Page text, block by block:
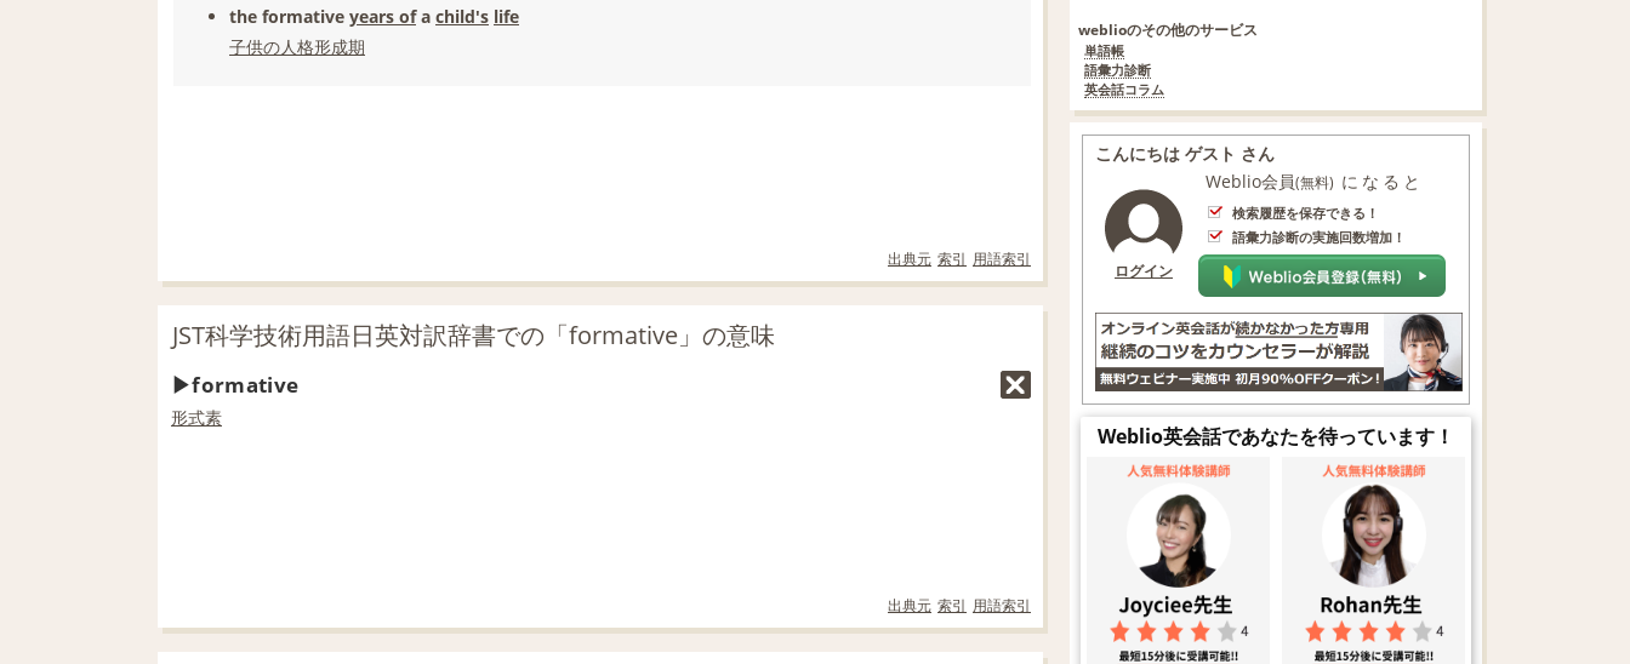
the formative years ofa child's life
子供の人格形成期
出典元 索引 用語索引
JST科学技術用語日英対訳辞書での「formative」の意味
formative
形式素
出典元 索引 用語索引
weblioのその他のサービス
単語帳
語彙力診断
英会話コラム
こんにちは ゲスト さん
ログイン
Weblio会員(無料) になると
検索履歴を保存できる！
語彙力診断の実施回数増加！
Weblio英会話であなたを待っています！